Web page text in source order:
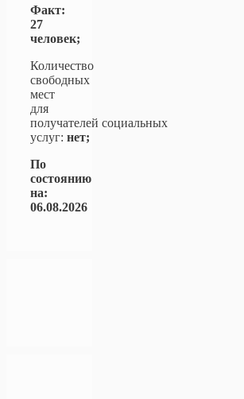
Факт:
27
человек;
Количество
свободных
мест
для
получателей социальных
услуг: нет;
По
состоянию
на:
06.08.2026